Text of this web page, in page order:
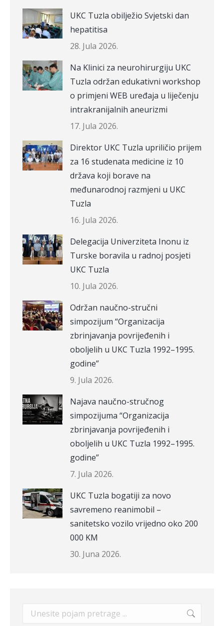
UKC Tuzla obilježio Svjetski dan
hepatitisa
28. Jula 2026.
Na Klinici za neurohirurgiju UKC
Tuzla održan edukativni workshop
o primjeni WEB uređaja u liječenju
intrakranijalnih aneurizmi
17. Jula 2026.
Direktor UKC Tuzla upriličio prijem
za 16 studenata medicine iz 10
država koji borave na
međunarodnoj razmjeni u UKC
Tuzla
16. Jula 2026.
Delegacija Univerziteta Inonu iz
Turske boravila u radnoj posjeti
UKC Tuzla
10. Jula 2026.
Održan naučno-stručni
simpozijum “Organizacija
zbrinjavanja povrijeđenih i
oboljelih u UKC Tuzla 1992–1995.
godine”
9. Jula 2026.
Najava naučno-stručnog
simpozijuma “Organizacija
zbrinjavanja povrijeđenih i
oboljelih u UKC Tuzla 1992–1995.
godine”
7. Jula 2026.
UKC Tuzla bogatiji za novo
savremeno reanimobil –
sanitetsko vozilo vrijedno oko 200
000 KM
30. Juna 2026.
Search: